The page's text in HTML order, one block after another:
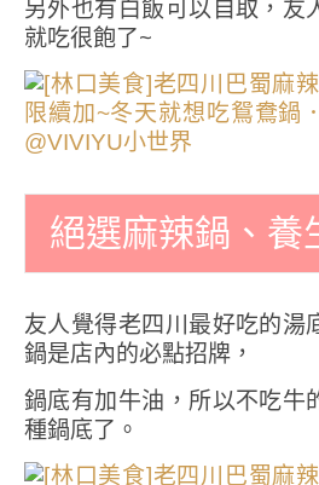
另外也有白飯可以自取，友
就吃很飽了~
絕選麻辣鍋、養
友人覺得老四川最好吃的湯
鍋是店內的必點招牌，
鍋底有加牛油，所以不吃牛
種鍋底了。